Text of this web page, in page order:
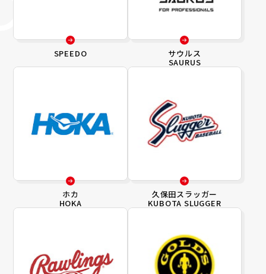
SPEEDO サウルス
SAURUS
ホカ
HOKA
久保田スラッガー
KUBOTA SLUGGER